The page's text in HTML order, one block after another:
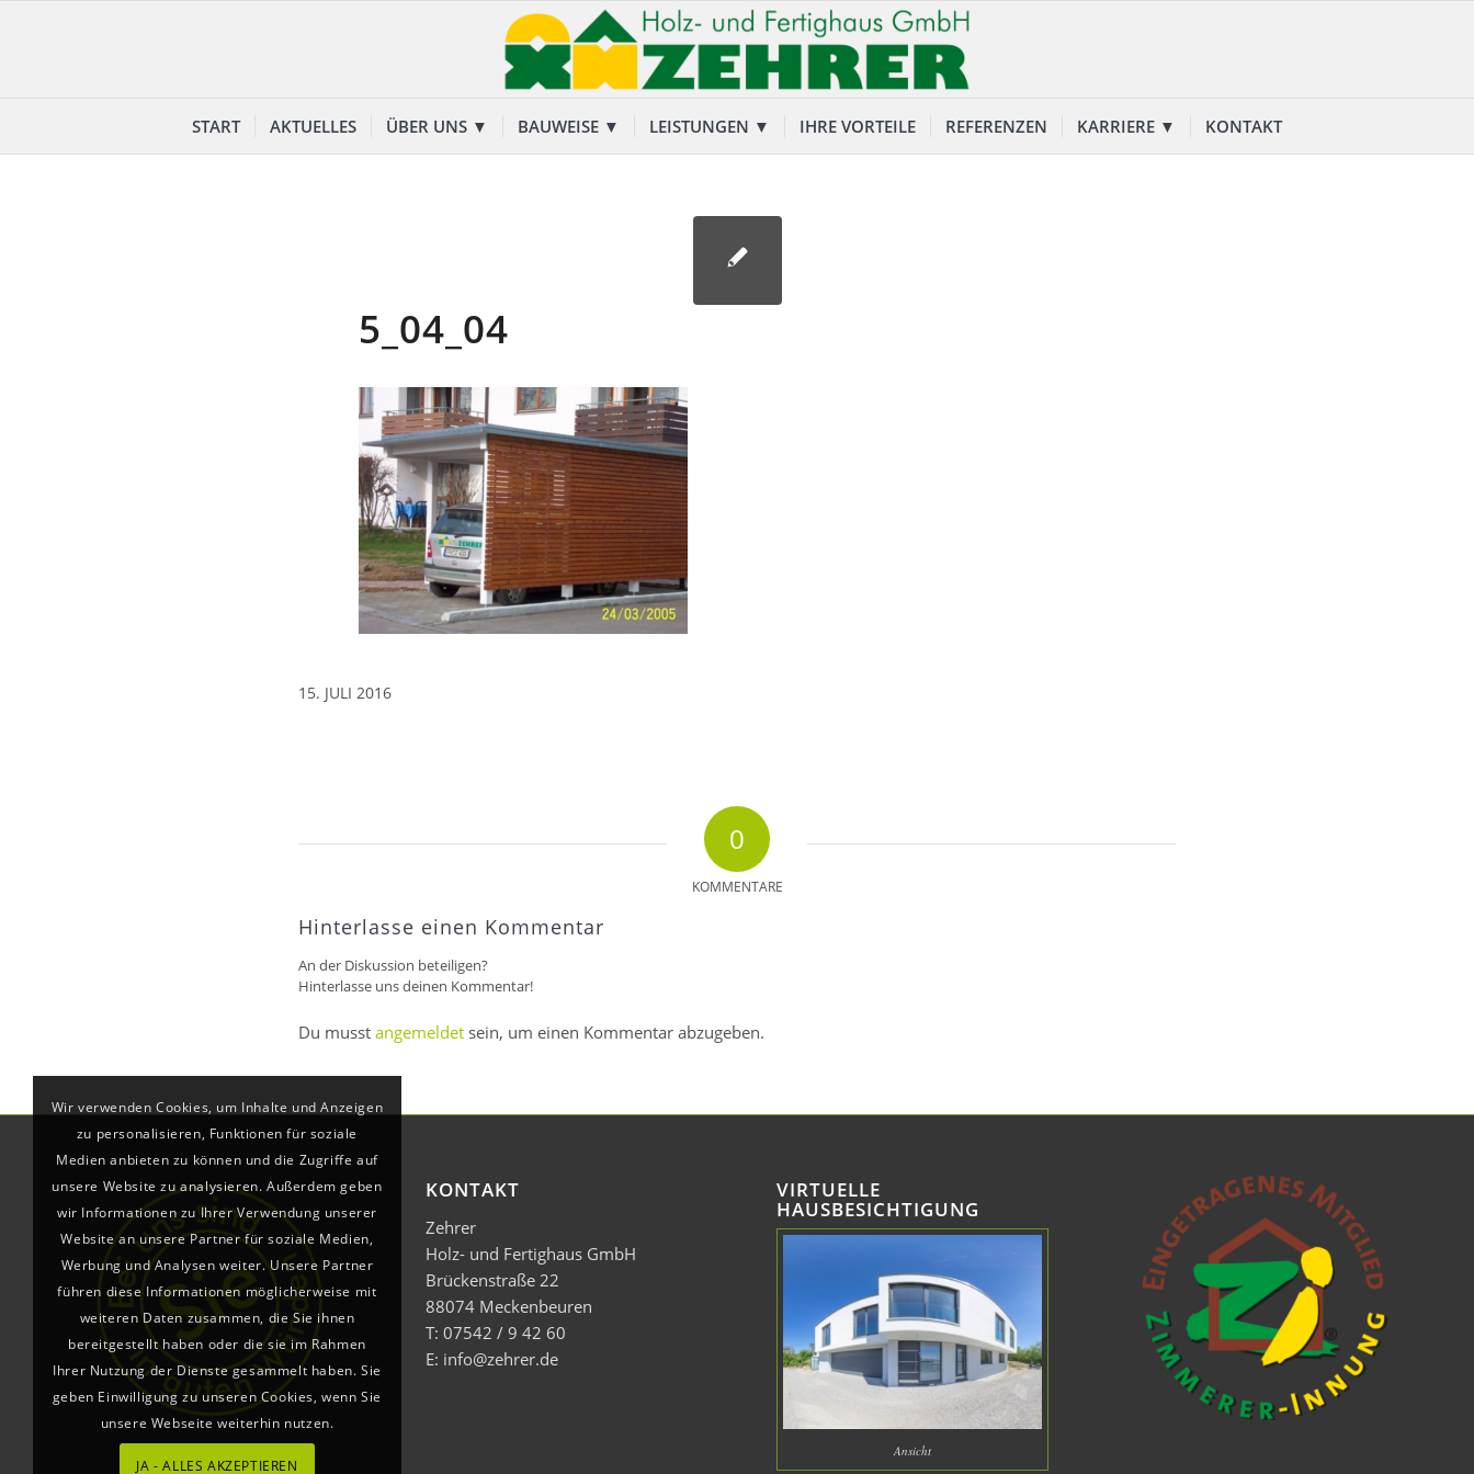
START AKTUELLES ÜBER UNS ▼ BAUWEISE ▼ LEISTUNGEN ▼ IHRE VORTEILE REFERENZEN KARRIERE ▼ KONTAKT
5_04_04
15. JULI 2016
0
KOMMENTARE
Hinterlasse einen Kommentar
An der Diskussion beteiligen?
Hinterlasse uns deinen Kommentar!
Du musst angemeldet sein, um einen Kommentar abzugeben.
KONTAKT
Zehrer
Holz- und Fertighaus GmbH
Brückenstraße 22
88074 Meckenbeuren
T: 07542 / 9 42 60
E: info@zehrer.de
VIRTUELLE
HAUSBESICHTIGUNG
Ansicht
Wir verwenden Cookies, um Inhalte und Anzeigen
zu personalisieren, Funktionen für soziale
Medien anbieten zu können und die Zugriffe auf
unsere Website zu analysieren. Außerdem geben
wir Informationen zu Ihrer Verwendung unserer
Website an unsere Partner für soziale Medien,
Werbung und Analysen weiter. Unsere Partner
führen diese Informationen möglicherweise mit
weiteren Daten zusammen, die Sie ihnen
bereitgestellt haben oder die sie im Rahmen
Ihrer Nutzung der Dienste gesammelt haben. Sie
geben Einwilligung zu unseren Cookies, wenn Sie
unsere Webseite weiterhin nutzen.
JA - ALLES AKZEPTIEREN